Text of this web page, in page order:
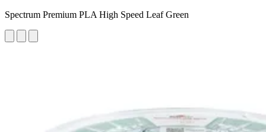
Spectrum Premium PLA High Speed Leaf Green